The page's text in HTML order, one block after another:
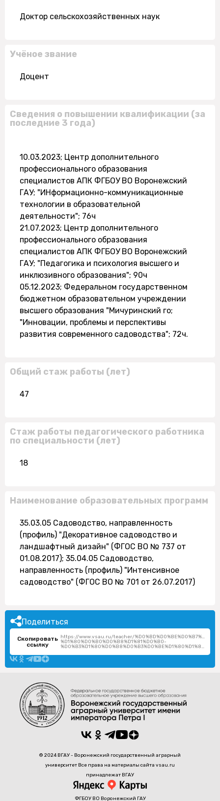
Доктор сельскохозяйственных наук
Учёное звание
Доцент
Сведения о повышении квалификации (за
последние 3 года)
10.03.2023; Центр дополнительного
профессионального образования
специалистов АПК ФГБОУ ВО Воронежский
ГАУ; "ИНформационно-коммуникационные
технологии в образовательной
деятельности"; 76ч
21.07.2023; Центр дополнительного
профессионального образования
специалистов АПК ФГБОУ ВО Воронежский
ГАУ; "Педагогика и психология высшего и
инклюзивного образования"; 90ч
05.12.2023; Федеральном государственном
бюджетном образовательном учреждении
высшего образования "Мичуринский го;
"Инновации, проблемы и перспективы
развития современного садоводства"; 72ч.
Общий стаж работы (лет)
47
Стаж работы педагогического работника
по специальности (лет)
18
Наименование образовательных программ
35.03.05 Садоводство, направленность
(профиль) "Декоративное садоводство и
ландшафтный дизайн" (ФГОС ВО № 737 от
01.08.2017); 35.04.05 Садоводство,
направленность (профиль) "Интенсивное
садоводство" (ФГОС ВО № 701 от 26.07.2017)
Поделиться
Скопировать
ссылку
https://www.vsau.ru/teacher/
%D1%80%D0%B0%D0%B8%D1%81%D0%B0-
%D0%B3%D1%80%D0%B8%D0%B3%D0%BE%D1%80%D1%8C%D0%B5%D0%B2%D0%BD%D0%B0/
© 2024 ВГАУ - Воронежский государственный аграрный
университет Все права на материалы сайта vsau.ru
принадлежат ВГАУ
ФГБОУ ВО Воронежский ГАУ